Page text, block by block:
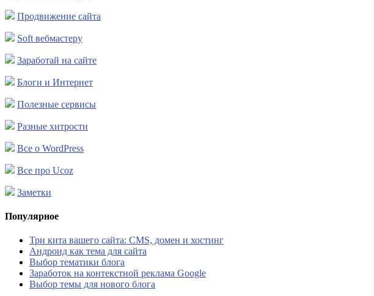
Продвижение сайта
Soft вебмастеру
Заработай на сайте
Блоги и Интернет
Полезные сервисы
Разные хитрости
Все о WordPress
Все про Ucoz
Заметки
Популярное
Три кита вашего сайта: CMS, домен и хостинг
Андроид как тема для сайта
Выбор тематики блога
Заработок на контекстной реклама Google
Выбор темы для нового блога